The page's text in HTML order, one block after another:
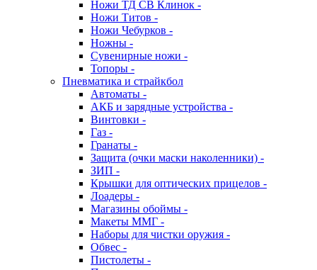
Ножи ТД СВ Клинок -
Ножи Титов -
Ножи Чебурков -
Ножны -
Сувенирные ножи -
Топоры -
Пневматика и страйкбол
Автоматы -
АКБ и зарядные устройства -
Винтовки -
Газ -
Гранаты -
Защита (очки маски наколенники) -
ЗИП -
Крышки для оптических прицелов -
Лоадеры -
Магазины обоймы -
Макеты ММГ -
Наборы для чистки оружия -
Обвес -
Пистолеты -